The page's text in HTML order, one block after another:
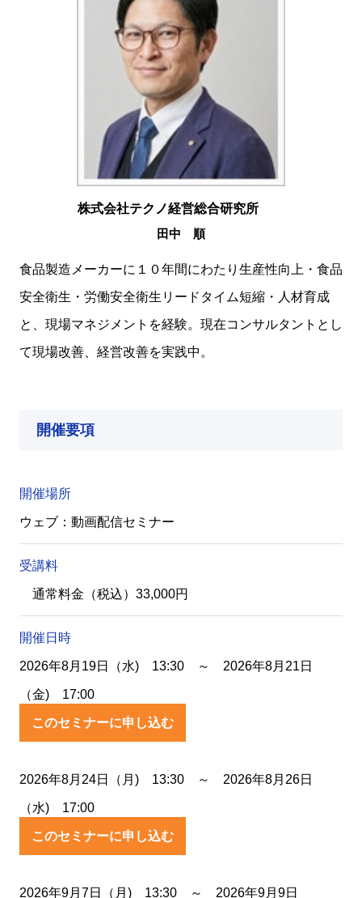
株式会社テクノ経営総合研究所
田中 順
食品製造メーカーに１０年間にわたり生産性向上・食品
安全衛生・労働安全衛生リードタイム短縮・人材育成
と、現場マネジメントを経験。現在コンサルタントとし
て現場改善、経営改善を実践中。
開催要項
開催場所
ウェブ：動画配信セミナー
受講料
通常料金（税込）33,000円
開催日時
2026年8月19日（水) 13:30 ～ 2026年8月21日
（金) 17:00
このセミナーに申し込む
2026年8月24日（月) 13:30 ～ 2026年8月26日
（水) 17:00
このセミナーに申し込む
2026年9月7日（月) 13:30 ～ 2026年9月9日